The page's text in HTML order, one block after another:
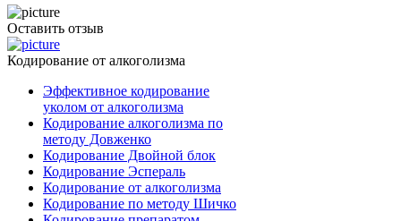
Оставить отзыв
Кодирование от алкоголизма
Эффективное кодирование
уколом от алкоголизма
Кодирование алкоголизма по
методу Довженко
Кодирование Двойной блок
Кодирование Эспераль
Кодирование от алкоголизма
Кодирование по методу Шичко